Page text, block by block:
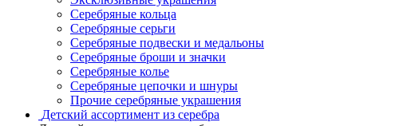
Серебряные кольца
Серебряные серьги
Серебряные подвески и медальоны
Серебряные броши и значки
Серебряные колье
Серебряные цепочки и шнуры
Прочие серебряные украшения
Детский ассортимент из серебра